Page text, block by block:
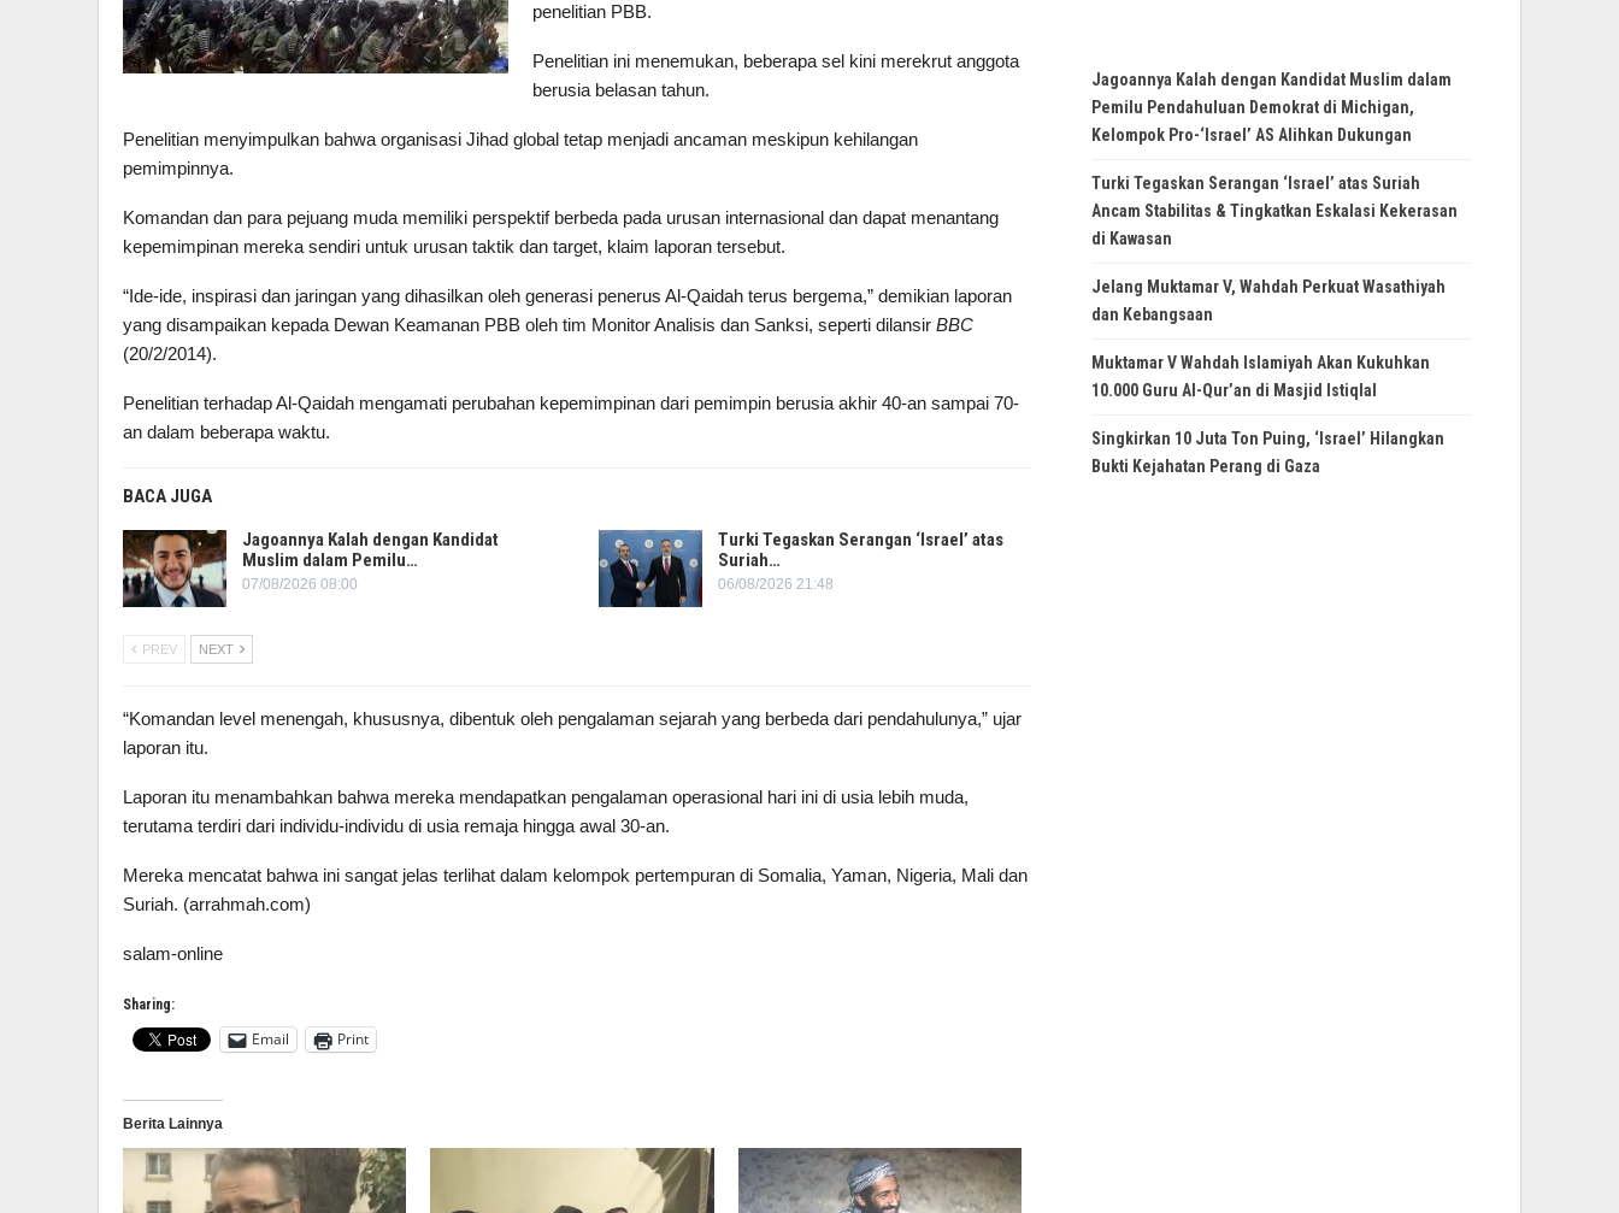
penelitian PBB.
Penelitian ini menemukan, beberapa sel kini merekrut anggota
berusia belasan tahun.
Penelitian menyimpulkan bahwa organisasi Jihad global tetap menjadi ancaman meskipun kehilangan
pemimpinnya.
Komandan dan para pejuang muda memiliki perspektif berbeda pada urusan internasional dan dapat menantang
kepemimpinan mereka sendiri untuk urusan taktik dan target, klaim laporan tersebut.
“Ide-ide, inspirasi dan jaringan yang dihasilkan oleh generasi penerus Al-Qaidah terus bergema,” demikian laporan
yang disampaikan kepada Dewan Keamanan PBB oleh tim Monitor Analisis dan Sanksi, seperti dilansir BBC
(20/2/2014).
Penelitian terhadap Al-Qaidah mengamati perubahan kepemimpinan dari pemimpin berusia akhir 40-an sampai 70-
an dalam beberapa waktu.
BACA JUGA
Jagoannya Kalah dengan Kandidat
Muslim dalam Pemilu…
07/08/2026 08:00
Turki Tegaskan Serangan ‘Israel’ atas
Suriah…
06/08/2026 21:48
PREV NEXT
“Komandan level menengah, khususnya, dibentuk oleh pengalaman sejarah yang berbeda dari pendahulunya,” ujar
laporan itu.
Laporan itu menambahkan bahwa mereka mendapatkan pengalaman operasional hari ini di usia lebih muda,
terutama terdiri dari individu-individu di usia remaja hingga awal 30-an.
Mereka mencatat bahwa ini sangat jelas terlihat dalam kelompok pertempuran di Somalia, Yaman, Nigeria, Mali dan
Suriah. (arrahmah.com)
salam-online
Sharing:
Email Print
Berita Lainnya
Jagoannya Kalah dengan Kandidat Muslim dalam
Pemilu Pendahuluan Demokrat di Michigan,
Kelompok Pro-‘Israel’ AS Alihkan Dukungan
Turki Tegaskan Serangan ‘Israel’ atas Suriah
Ancam Stabilitas & Tingkatkan Eskalasi Kekerasan
di Kawasan
Jelang Muktamar V, Wahdah Perkuat Wasathiyah
dan Kebangsaan
Muktamar V Wahdah Islamiyah Akan Kukuhkan
10.000 Guru Al-Qur’an di Masjid Istiqlal
Singkirkan 10 Juta Ton Puing, ‘Israel’ Hilangkan
Bukti Kejahatan Perang di Gaza